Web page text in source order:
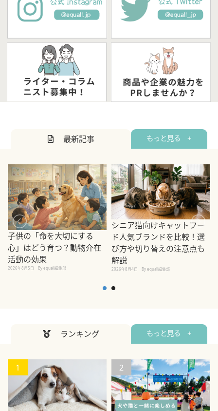
最新記事 もっと見る +
子供の「命を大切にする
心」はどう育つ？動物介在
活動の効果
2026年8月5日 By equall編集部
シニア猫向けキャットフー
ド人気ブランドを比較！選
び方や切り替えの注意点も
解説
2026年8月4日 By equall編集部
ランキング もっと見る +
1 2